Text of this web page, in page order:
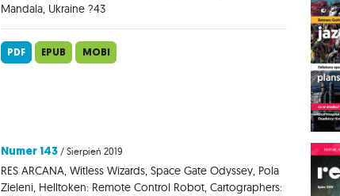
Mandala, Ukraine ?43
PDF EPUB MOBI
Numer 143 / Sierpień 2019
RES ARCANA, Witless Wizards, Space Gate Odyssey, Pola
Zieleni, Helltoken: Remote Control Robot, Cartographers: